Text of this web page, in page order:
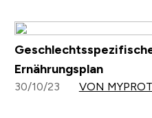
Ernährungsplan
30/10/23 VON